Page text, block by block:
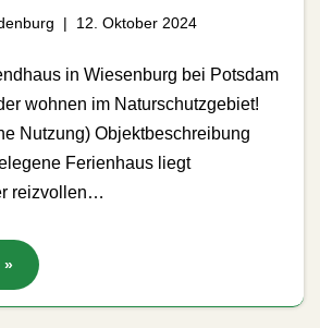
12. Oktober 2024
in Wiesenburg bei Potsdam
wohnen im Naturschutzgebiet!
Nutzung) Objektbeschreibung
Ferienhaus liegt
reizvollen…
»